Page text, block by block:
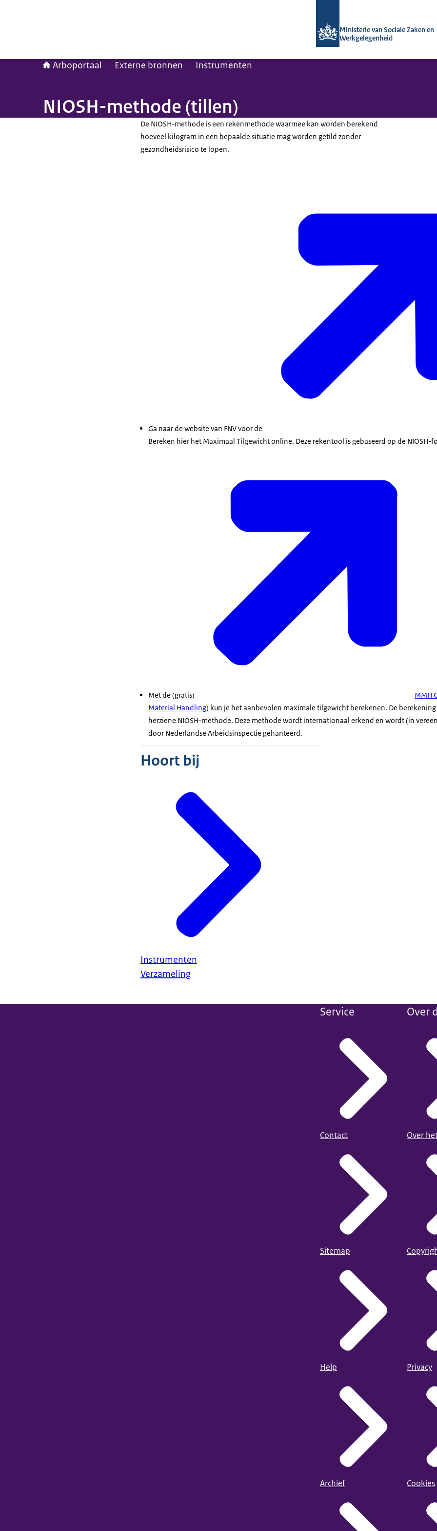
Ministerie van Sociale Zaken en
Werkgelegenheid
Arboportaal Externe bronnen Instrumenten
NIOSH-methode (tillen)
De NIOSH-methode is een rekenmethode waarmee kan worden berekend
hoeveel kilogram in een bepaalde situatie mag worden getild zonder
gezondheidsrisico te lopen.
Ga naar de website van FNV voor de
Bereken hier het Maximaal Tilgewicht online. Deze rekentool is gebaseerd op de NIOSH-
Met de (gratis) MMH
Material Handling) kun je het aanbevolen maximale tilgewicht berekenen. De berekening
herziene NIOSH-methode. Deze methode wordt internationaal erkend en wordt (in
door Nederlandse Arbeidsinspectie gehanteerd.
Hoort bij
Instrumenten
Verzameling
Service
Contact
Sitemap
Help
Archief
Over
Over
Privacy
Cookies